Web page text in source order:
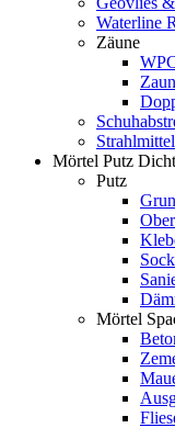
Waterline
Zäune
Strahlmittel
Mörtel Putz Dicht
Putz
Mörtel